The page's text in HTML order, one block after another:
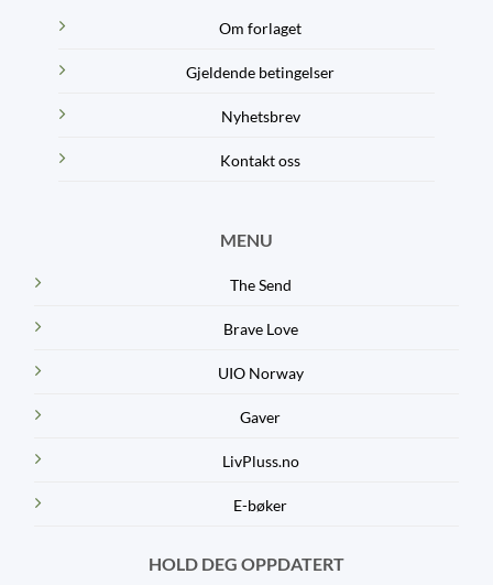
Om forlaget
Gjeldende betingelser
Nyhetsbrev
Kontakt oss
MENU
The Send
Brave Love
UIO Norway
Gaver
LivPluss.no
E-bøker
HOLD DEG OPPDATERT